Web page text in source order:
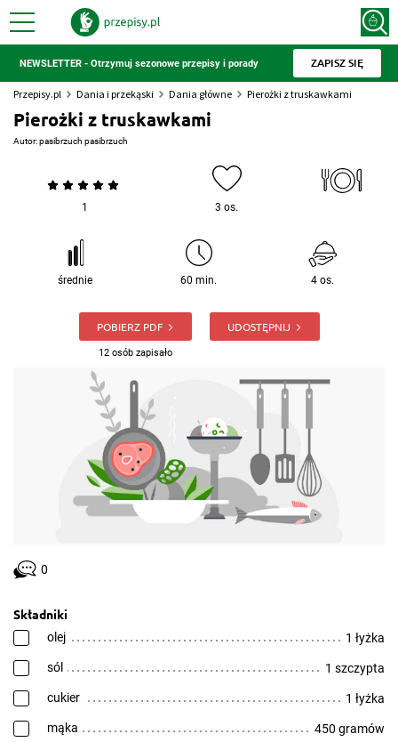
NEWSLETTER - Otrzymuj sezonowe przepisy i porady ZAPISZ SIĘ
Przepisy.pl Dania i przekąski Dania główne Pierożki z truskawkami
Pierożki z truskawkami
Autor:pasibrzuch pasibrzuch
1 3 os.
średnie 60 min. 4 os.
POBIERZ PDF
12 osób zapisało
UDOSTĘPNIJ
0
Składniki
olej 1 łyżka
sól 1 szczypta
cukier 1 łyżka
mąka 450 gramów